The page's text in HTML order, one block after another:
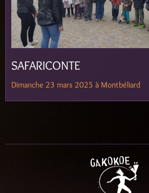
SAFARICONTE
Dimanche 23 mars 2025 à Montbéliard